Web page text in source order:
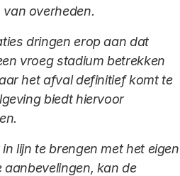
overheden.
dringen erop aan dat
vroeg stadium betrekken
het afval definitief komt te
biedt hiervoor
lijn te brengen met het eigen
aanbevelingen, kan de